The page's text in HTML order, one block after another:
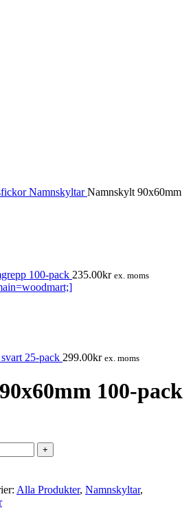
NamnskyltarNamnskylt 90x60mm
100-pack 235.00kr ex. moms
25-pack 299.00kr ex. moms
100-pack
Alla Produkter, Namnskyltar,